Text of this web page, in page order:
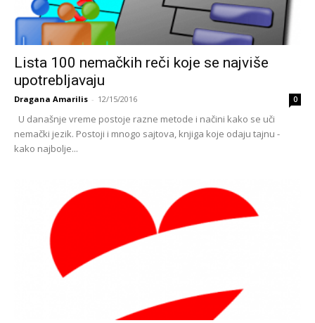
Lista 100 nemačkih reči koje se najviše
upotrebljavaju
Dragana Amarilis - 12/15/2016 0
U današnje vreme postoje razne metode i načini kako se uči
nemački jezik. Postoji i mnogo sajtova, knjiga koje odaju tajnu -
kako najbolje...